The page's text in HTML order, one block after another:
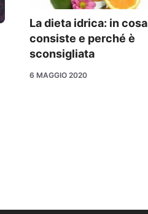
La dieta idrica: in cosa
consiste e perché è
sconsigliata
6 MAGGIO 2020